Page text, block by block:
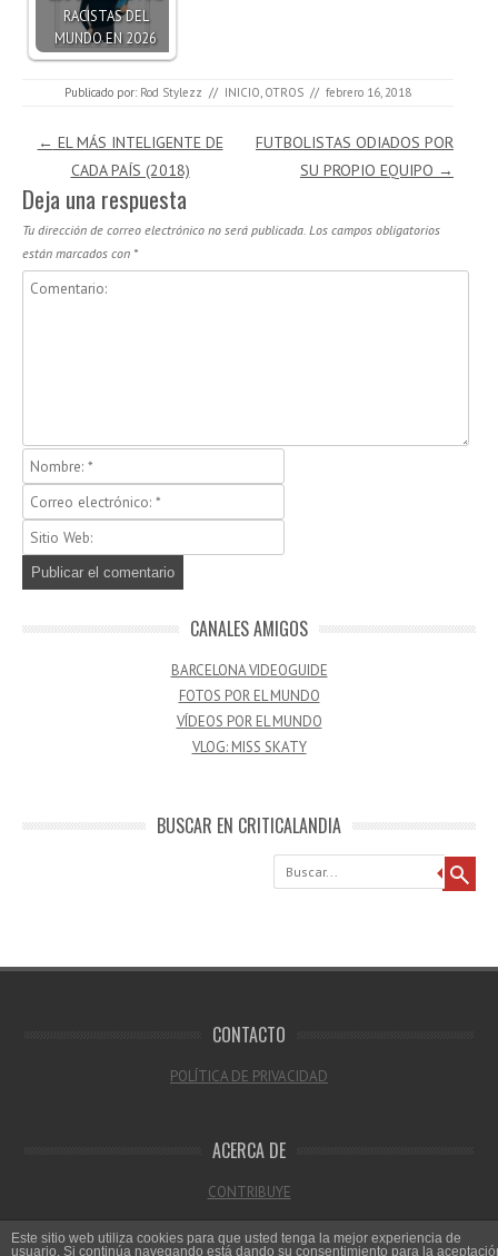
RACISTAS DEL
MUNDO EN 2026
Publicado por: Rod Stylezz // INICIO OTROS // febrero 16, 2018
Navegación de entradas
← EL MÁS INTELIGENTE DE
CADA PAÍS (2018)
FUTBOLISTAS ODIADOS POR
SU PROPIO EQUIPO →
Deja una respuesta
Tu dirección de correo electrónico no será publicada. Los campos obligatorios
están marcados con *
CANALES AMIGOS
BARCELONA VIDEOGUIDE
FOTOS POR EL MUNDO
VÍDEOS POR EL MUNDO
VLOG: MISS SKATY
BUSCAR EN CRITICALANDIA
Buscar
CONTACTO
POLÍTICA DE PRIVACIDAD
ACERCA DE
CONTRIBUYE
Este sitio web utiliza cookies para que usted tenga la mejor experiencia de
usuario. Si continúa navegando está dando su consentimiento para la